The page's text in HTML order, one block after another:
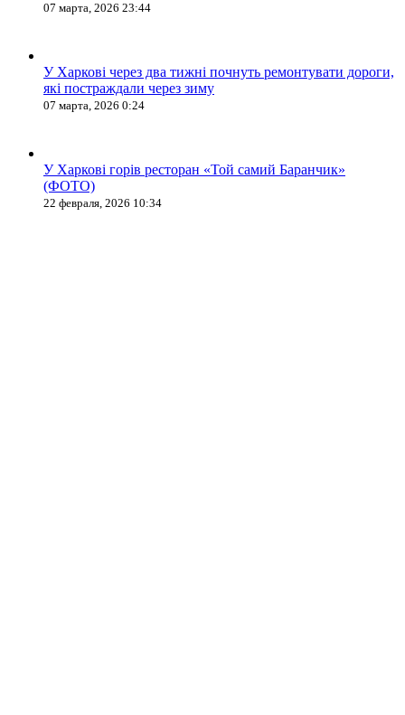
07 марта, 2026 23:44
У Харкові через два тижні почнуть ремонтувати дороги,
які постраждали через зиму
07 марта, 2026 0:24
У Харкові горів ресторан «Той самий Баранчик»
(ФОТО)
22 февраля, 2026 10:34